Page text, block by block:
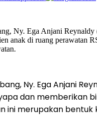
Ny. Ega Anjani
dan memberikan
ini merupakan